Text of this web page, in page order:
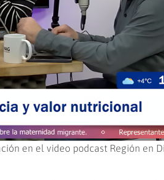
en el video podcast Región en